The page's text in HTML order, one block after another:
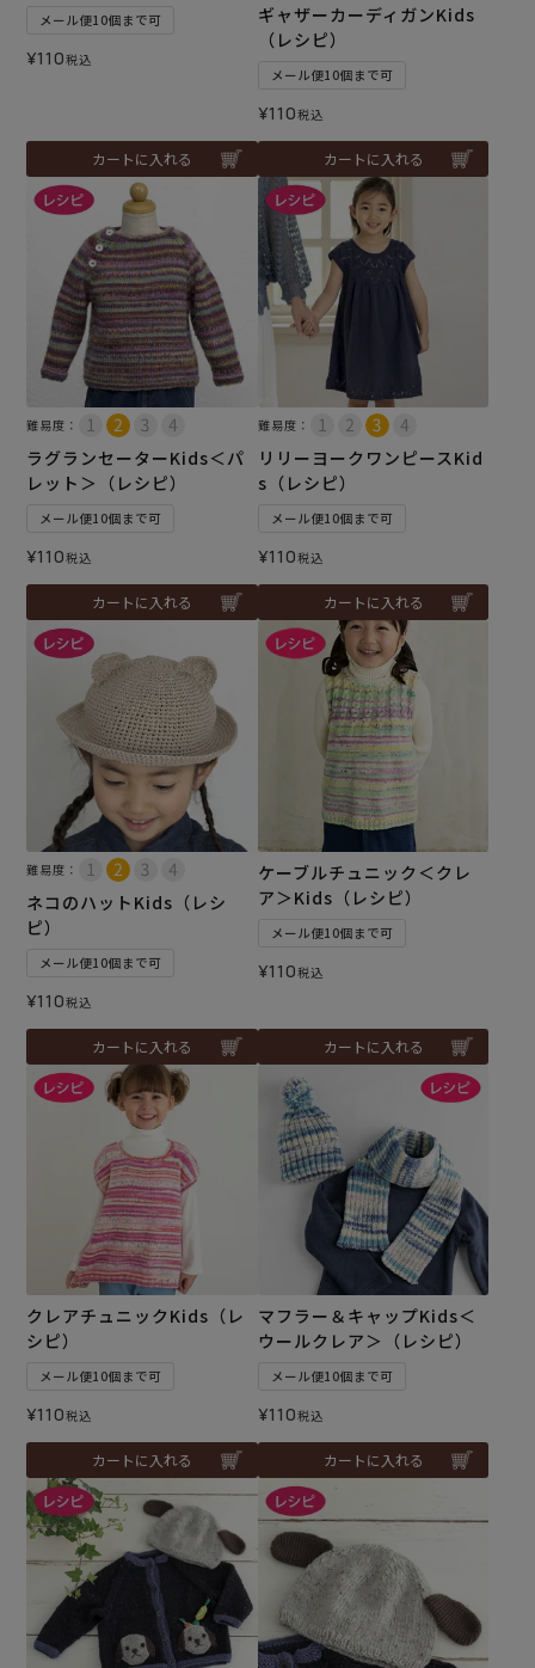
メール便10個まで可
¥110税込
カートに入れる
ギャザーカーディガンKids
（レシピ）
メール便10個まで可
¥110税込
カートに入れる
難易度：
ラグランセーターKids＜パ
レット＞（レシピ）
メール便10個まで可
¥110税込
カートに入れる
難易度：
リリーヨークワンピースKid
s（レシピ）
メール便10個まで可
¥110税込
カートに入れる
難易度：
ネコのハットKids（レシ
ピ）
メール便10個まで可
¥110税込
カートに入れる
ケーブルチュニック＜クレ
ア＞Kids（レシピ）
メール便10個まで可
¥110税込
カートに入れる
クレアチュニックKids（レ
シピ）
メール便10個まで可
¥110税込
カートに入れる
マフラー＆キャップKids＜
ウールクレア＞（レシピ）
メール便10個まで可
¥110税込
カートに入れる